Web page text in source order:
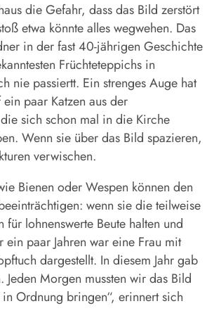
die Gefahr, dass das Bild zerstört
etwa könnte alles wegwehen. Das
in der fast 40-jährigen Geschichte
Früchteteppichs in
nie passiertt. Ein strenges Auge hat
paar Katzen aus der
sich schon mal in die Kirche
Wenn sie über das Bild spazieren,
verwischen.
Bienen oder Wespen können den
wenn sie die teilweise
für lohnenswerte Beute halten und
ein paar Jahren war eine Frau mit
dargestellt. In diesem Jahr gab
Jeden Morgen mussten wir das Bild
Ordnung bringen“, erinnert sich